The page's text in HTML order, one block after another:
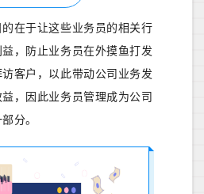
在于让这些业务员的相关行
，防止业务员在外摸鱼打发
客户，以此带动公司业务发
，因此业务员管理成为公司
分。